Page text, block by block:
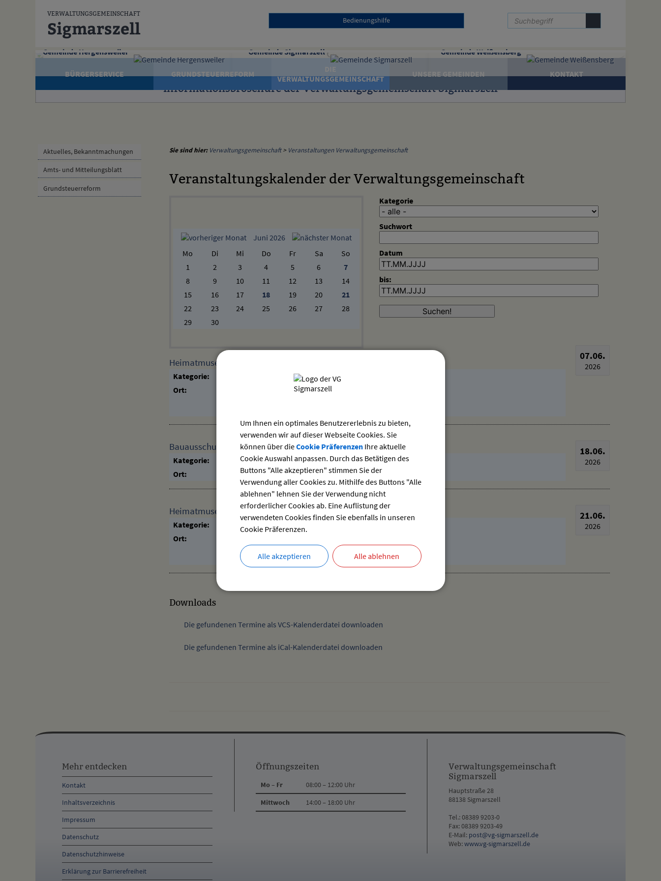
VERWALTUNGSGEMEINSCHAFT
Sigmarszell Bedienungshilfe
Gemeinde Hergensweiler Gemeinde Sigmarszell Gemeinde Weißensberg
BÜRGERSERVICE GRUNDSTEUERREFORM
VERWALTUNGSGEMEINSCHAFT
UNSERE GEMEINDEN KONTAKT
Informationsbroschüre der Verwaltungsgemeinschaft Sigmarszell
Aktuelles, Bekanntmachungen
Amts- und Mitteilungsblatt
Grundsteuerreform
Sie sind hier: Verwaltungsgemeinschaft> Veranstaltungen Verwaltungsgemeinschaft
Veranstaltungskalender der Verwaltungsgemeinschaft
Juni 2026
Mo
Di Mi Do Fr Sa
So
1
2 3 4 5 6
7
8
9 10 11 12 13
14
15
16 17 18 19 20
21
22
23 24 25 26 27
28
29
30
Kategorie
Suchwort
Datum
bis:
07.06.
2026
Heimatmuseum geöffnet - Dauerausstellung + Sonderausstellung
Kategorie:
Ort:
Heimatmuseum
18.06.
2026
Bauausschusssitzung
Kategorie:
Sitzungen
Ort:
im Sitzungsraum des Rathauses Weißensberg, Kirchstr. 13
21.06.
2026
Heimatmuseum geöffnet - Dauerausstellung + Sonderausstellung
Kategorie:
Verschiedenes
Ort:
Dorfstraße 20
88138 Hergensweiler
Downloads
Die gefundenen Termine als VCS-Kalenderdatei downloaden
Die gefundenen Termine als iCal-Kalenderdatei downloaden
entdecken,
Öffnungszeiten
und
Anschrift
und
Kontakt
Mehr entdecken
Kontakt
Inhaltsverzeichnis
Impressum
Datenschutz
Datenschutzhinweise
Erklärung zur Barrierefreiheit
Öffnungszeiten
Mo – Fr
08:00 – 12:00 Uhr
Mittwoch
14:00 – 18:00 Uhr
Verwaltungsgemeinschaft
Sigmarszell
Hauptstraße 28
88138 Sigmarszell
Tel.: 08389 9203-0
Fax: 08389 9203-49
E-Mail: post@vg-sigmarszell.de
Web:www.vg-sigmarszell.de
Um Ihnen ein optimales Benutzererlebnis zu bieten,
verwenden wir auf dieser Webseite Cookies. Sie
können über dieCookie PräferenzenIhre aktuelle
Cookie Auswahl anpassen. Durch das Betätigen des
Buttons "Alle akzeptieren" stimmen Sie der
Verwendung aller Cookies zu. Mithilfe des Buttons "Alle
ablehnen" lehnen Sie der Verwendung nicht
erforderlicher Cookies ab. Eine Auflistung der
verwendeten Cookies finden Sie ebenfalls in unseren
Cookie Präferenzen.
Alle akzeptieren Alle ablehnen